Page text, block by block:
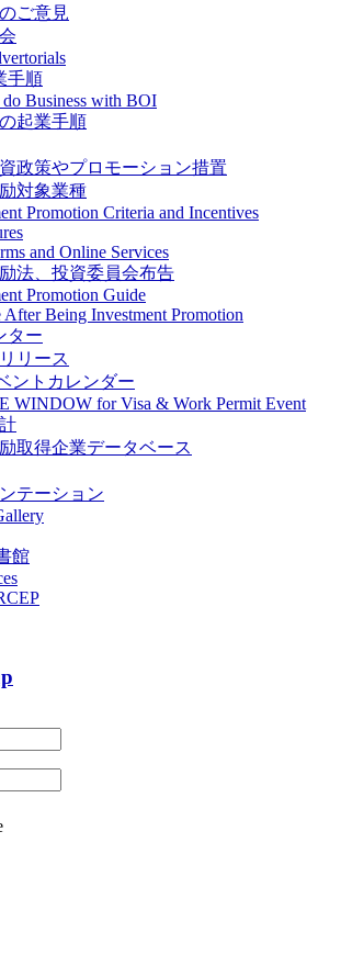
ご意見
手順
Business with BOI
起業手順
政策やプロモーション措置
対象業種
Promotion Criteria and Incentives
and Online Services
法、投資委員会布告
Promotion Guide
After Being Investment Promotion
ター
リース
ントカレンダー
WINDOW for Visa & Work Permit Event
取得企業データベース
テーション
館